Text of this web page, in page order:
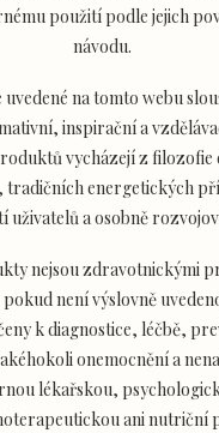
použití podle jejich
návodu.
na tomto webu
inspirační a
vycházejí z filozofie
tradičních energetických
uživatelů a osobně
nejsou zdravotnickými
není výslovně
k diagnostice, léčbě,
onemocnění a
lékařskou,
ani nutriční